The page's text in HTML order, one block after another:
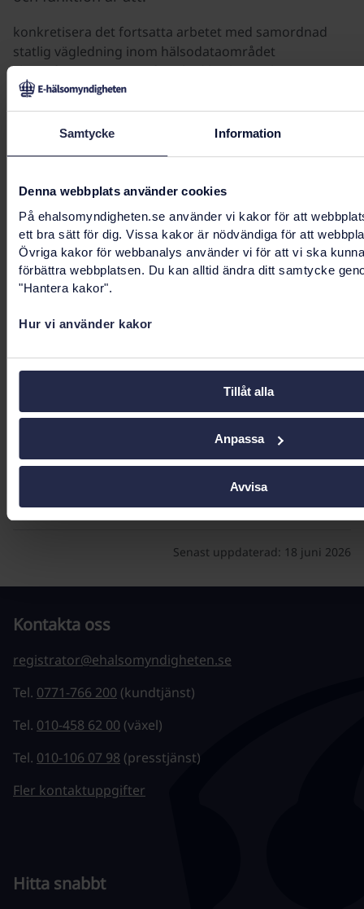
Samtycke Information
Denna webbplats använder cookies
På ehalsomyndigheten.se använder vi kakor för att
ett bra sätt för dig. Vissa kakor är nödvändiga för att
Övriga kakor för webbanalys använder vi för att vi ska
förbättra webbplatsen. Du kan alltid ändra ditt samtycke
"Hantera kakor".
Hur vi använder kakor
Tillåt alla
Anpassa
Avvisa
konkretisera det fortsatta arbetet med samordnad
statlig vägledning inom hälsodataområdet
skapa förutsättningar för ökad kvalitet och synergier i
vägledningen
minska riskerna för otydligheter och motstridig
information från olika myndigheter
digitala infrastrukturen
besluta om E-hälsomyndigheten ska ta fram
vägledning eller om detta ska kanaliseras till en annan
myndighet som är bättre lämpad.
Relaterad information
samt deras pågående arbeten
Samverkansyta Nationellt råd för juridisk
vägledning inom hälsodataområdet
Strategisk myndighetsgrupp
Senast uppdaterad: 18 juni 2026
Kontakta oss
registrator@ehalsomyndigheten.se
Tel. 0771-766 200 (kundtjänst)
Tel. 010-458 62 00 (växel)
Tel. 010-106 07 98 (presstjänst)
Fler kontaktuppgifter
Hitta snabbt